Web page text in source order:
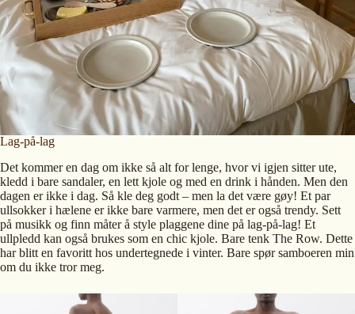
Lag-på-lag
Det kommer en dag om ikke så alt for lenge, hvor vi igjen sitter ute,
kledd i bare sandaler, en lett kjole og med en drink i hånden. Men den
dagen er ikke i dag. Så kle deg godt – men la det være gøy! Et par
ullsokker i hælene er ikke bare varmere, men det er også trendy. Sett
på musikk og finn måter å style plaggene dine på lag-på-lag! Et
ullpledd kan også brukes som en chic kjole. Bare tenk The Row. Dette
har blitt en favoritt hos undertegnede i vinter. Bare spør samboeren min
om du ikke tror meg.